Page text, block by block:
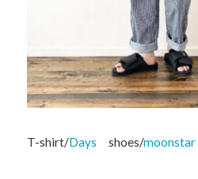
T-shirt/Days shoes/moonstar